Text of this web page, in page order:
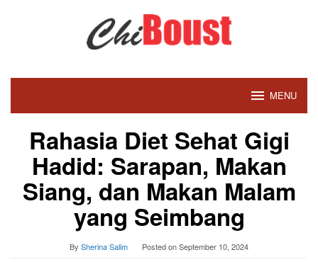
MENU
Rahasia Diet Sehat Gigi
Hadid: Sarapan, Makan
Siang, dan Makan Malam
yang Seimbang
By Sherina Salim Posted onSeptember 10, 2024